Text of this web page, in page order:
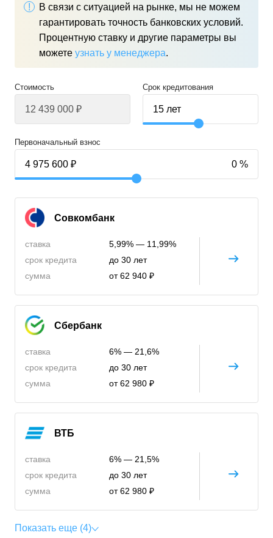
В связи с ситуацией на рынке, мы не можем
гарантировать точность банковских условий.
Процентную ставку и другие параметры вы
можете узнать у менеджера.
Стоимость
Первоначальный взнос
Срок кредитования
Совкомбанк
ставка
срок кредита
сумма
5,99% — 11,99%
до 30 лет
от 62 940 ₽
Сбербанк
ставка
срок кредита
сумма
6% — 21,6%
до 30 лет
от 62 980 ₽
ВТБ
ставка
срок кредита
сумма
6% — 21,5%
до 30 лет
от 62 980 ₽
Показать еще (4)